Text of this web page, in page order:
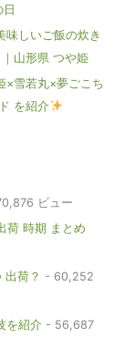
味しいご飯の炊き
山形県 つや姫
×雪若丸×夢ごこち
を紹介
ビュー
荷 時期 まとめ
出荷？ - 60,252
を紹介 - 56,687